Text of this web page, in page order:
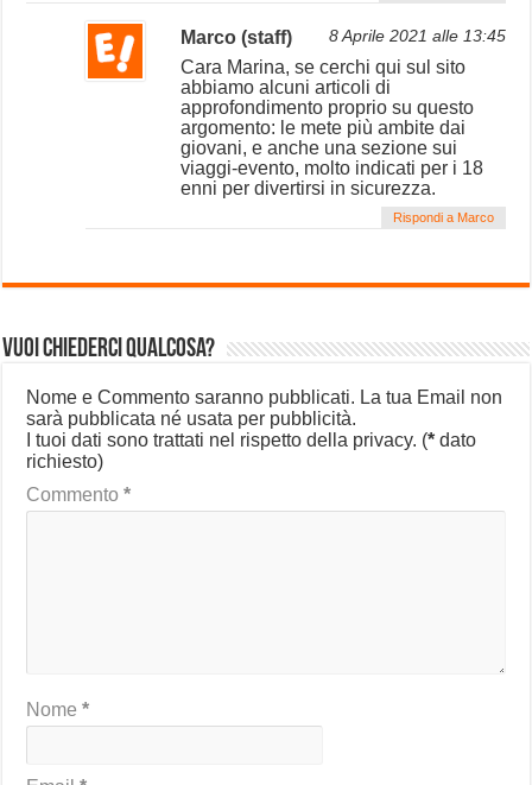
Marco (staff) 8 Aprile 2021 alle 13:45
Cara Marina, se cerchi qui sul sito
abbiamo alcuni articoli di
approfondimento proprio su questo
argomento: le mete più ambite dai
giovani, e anche una sezione sui
viaggi-evento, molto indicati per i 18
enni per divertirsi in sicurezza.
Rispondi a Marco
Vuoi chiederci qualcosa?
Nome e Commento saranno pubblicati. La tua Email non
sarà pubblicata né usata per pubblicità.
I tuoi dati sono trattati nel rispetto della privacy. (* dato
richiesto)
Commento*
Nome*